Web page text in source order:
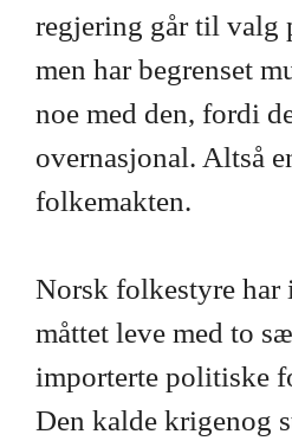
regjering går til valg
men har begrenset
noe med den, fordi
overnasjonal. Altså
folkemakten.
Norsk folkestyre har
måttet leve med to
importerte politiske
Den kalde krigenog